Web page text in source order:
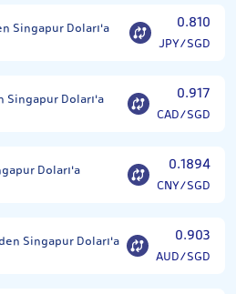
Singapur Doları'a 0.810
JPY/SGD
Singapur Doları'a 0.917
CAD/SGD
Doları'a 0.1894
CNY/SGD
Singapur Doları'a 0.903
AUD/SGD